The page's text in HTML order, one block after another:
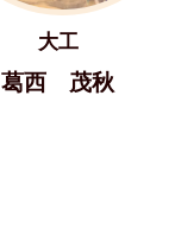
大工
葛西 茂秋